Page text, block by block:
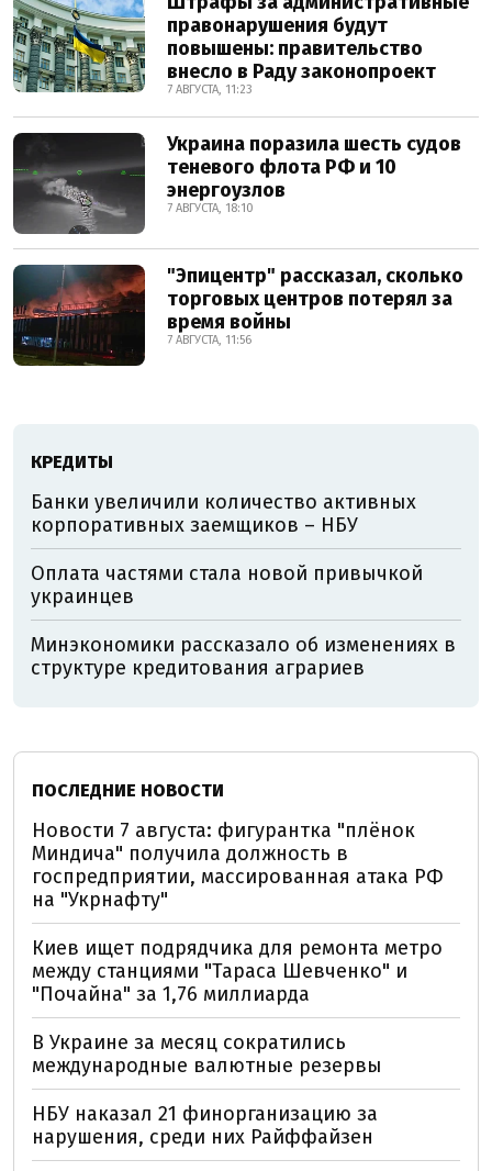
правонарушения будут
повышены: правительство
внесло в Раду законопроект
7 АВГУСТА, 11:23
Украина поразила шесть судов
теневого флота РФ и 10
энергоузлов
7 АВГУСТА, 18:10
"Эпицентр" рассказал, сколько
торговых центров потерял за
время войны
7 АВГУСТА, 11:56
КРЕДИТЫ
Банки увеличили количество активных
корпоративных заемщиков – НБУ
Оплата частями стала новой привычкой
украинцев
Минэкономики рассказало об изменениях в
структуре кредитования аграриев
ПОСЛЕДНИЕ НОВОСТИ
Новости 7 августа: фигурантка "плёнок
Миндича" получила должность в
госпредприятии, массированная атака РФ
на "Укрнафту"
Киев ищет подрядчика для ремонта метро
между станциями "Тараса Шевченко" и
"Почайна" за 1,76 миллиарда
В Украине за месяц сократились
международные валютные резервы
НБУ наказал 21 финорганизацию за
нарушения, среди них Райффайзен